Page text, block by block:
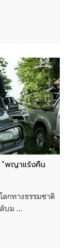
“พญาแร้งคืน
กทางธรรมชาติ
ลับม …